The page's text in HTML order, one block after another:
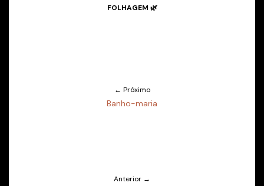
FOLHAGEM 🌿
← Próximo
Banho-maria
Anterior →